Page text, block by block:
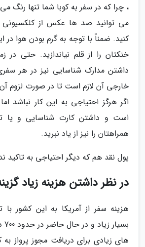
، چرا که در سفر به کوبا شما تنها رنگ
می توانید صد ها عکس از کلکسیونی
کنید. ضمناً با توجه به گرم بودن هوا
خنکتان را از قلم نیاندازید. حتی در
داشتن مدارک شناسایی نیز در هر
خارجی آن لازم است تا در صورت لزوم
اگر هرگز احتیاجی به این کار نباشد
است و داشتن کارت شناسایی و یا
همراهتان را نیز از یاد نبرید.
پول نقد هم که دیگر احتیاجی به تاکید
در نظر داشتن هزینه زیاد
هزینه سفر از آمریکا به این کشور
های زیادی برای دریافت مجوز پرواز